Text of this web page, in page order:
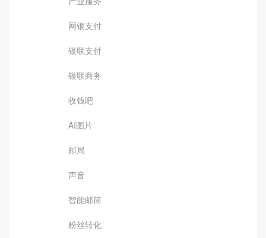
网银支付
银联支付
银联商务
收钱吧
AI图片
邮局
声音
智能邮筒
粉丝转化